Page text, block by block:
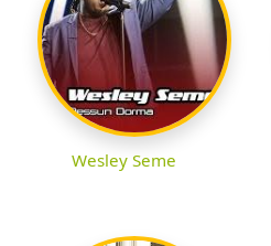
Wesley Seme